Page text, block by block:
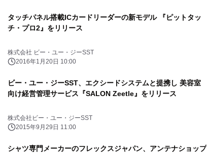
タッチパネル搭載ICカードリーダーの新モデル 『ピットタッ
チ・プロ2』をリリース
株式会社 ビー・ユー・ジーSST
2016年1月20日 10:00
ビー・ユー・ジーSST、エクシードシステムと提携し 美容室
向け経営管理サービス『SALON Zeetle』をリリース
株式会社ビー・ユー・ジーSST
2015年9月29日 11:00
シャツ専門メーカーのフレックスジャパン、アンテナショップ